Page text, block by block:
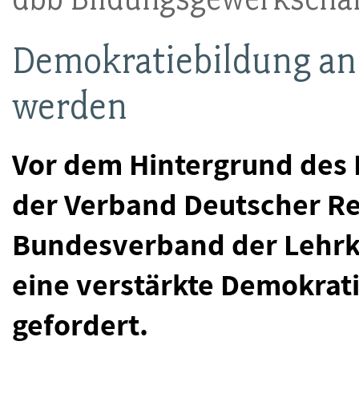
Demokratiebildung
werden
Vor dem Hintergrund
der Verband Deutscher
Bundesverband der
eine verstärkte
gefordert.